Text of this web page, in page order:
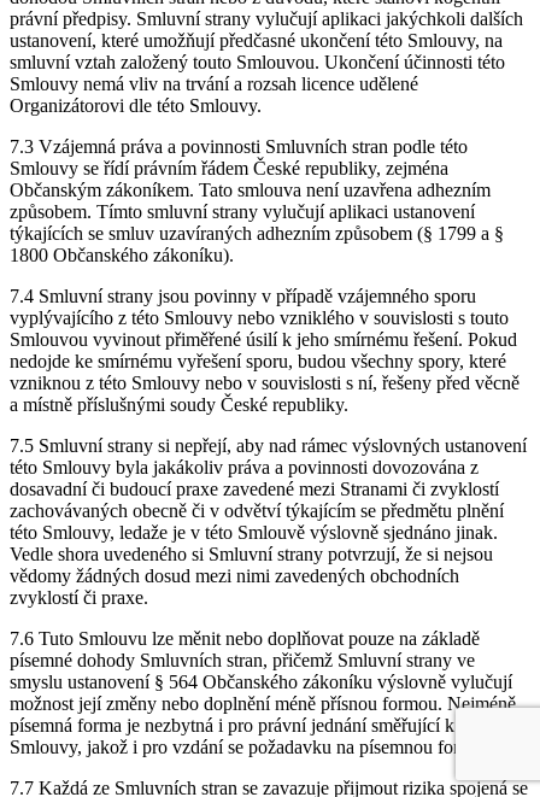
právní předpisy. Smluvní strany vylučují aplikaci jakýchkoli dalších
ustanovení, které umožňují předčasné ukončení této Smlouvy, na
smluvní vztah založený touto Smlouvou. Ukončení účinnosti této
Smlouvy nemá vliv na trvání a rozsah licence udělené
Organizátorovi dle této Smlouvy.
7.3 Vzájemná práva a povinnosti Smluvních stran podle této
Smlouvy se řídí právním řádem České republiky, zejména
Občanským zákoníkem. Tato smlouva není uzavřena adhezním
způsobem. Tímto smluvní strany vylučují aplikaci ustanovení
týkajících se smluv uzavíraných adhezním způsobem (§ 1799 a §
1800 Občanského zákoníku).
7.4 Smluvní strany jsou povinny v případě vzájemného sporu
vyplývajícího z této Smlouvy nebo vzniklého v souvislosti s touto
Smlouvou vyvinout přiměřené úsilí k jeho smírnému řešení. Pokud
nedojde ke smírnému vyřešení sporu, budou všechny spory, které
vzniknou z této Smlouvy nebo v souvislosti s ní, řešeny před věcně
a místně příslušnými soudy České republiky.
7.5 Smluvní strany si nepřejí, aby nad rámec výslovných ustanovení
této Smlouvy byla jakákoliv práva a povinnosti dovozována z
dosavadní či budoucí praxe zavedené mezi Stranami či zvyklostí
zachovávaných obecně či v odvětví týkajícím se předmětu plnění
této Smlouvy, ledaže je v této Smlouvě výslovně sjednáno jinak.
Vedle shora uvedeného si Smluvní strany potvrzují, že si nejsou
vědomy žádných dosud mezi nimi zavedených obchodních
zvyklostí či praxe.
7.6 Tuto Smlouvu lze měnit nebo doplňovat pouze na základě
písemné dohody Smluvních stran, přičemž Smluvní strany ve
smyslu ustanovení § 564 Občanského zákoníku výslovně vylučují
možnost její změny nebo doplnění méně přísnou formou. Nejméně
písemná forma je nezbytná i pro právní jednání směřující k ukončení
Smlouvy, jakož i pro vzdání se požadavku na písemnou formu.
7.7 Každá ze Smluvních stran se zavazuje přijmout rizika spojená se